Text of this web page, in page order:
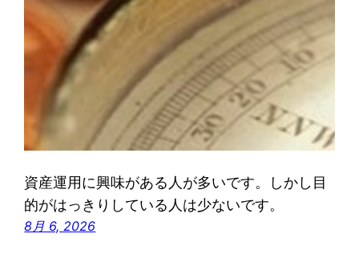
資産運用に興味がある人が多いです。しかし目
的がはっきりしている人は少ないです。
8月 6, 2026